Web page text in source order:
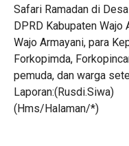
Safari Ramadan di
DPRD Kabupaten Wajo
Wajo Armayani, para
Forkopimda,
pemuda, dan warga
Laporan:(Rusdi.Siwa)
(Hms/Halaman/*)